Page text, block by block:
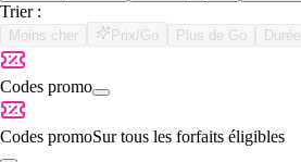
Trier :
Moins cher Prix/Go Plus de Go Durée
Codes promo
Codes promoSur tous les forfaits éligibles